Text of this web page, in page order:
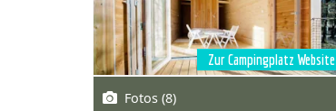
Zur Campingplatz Website
Fotos (8)